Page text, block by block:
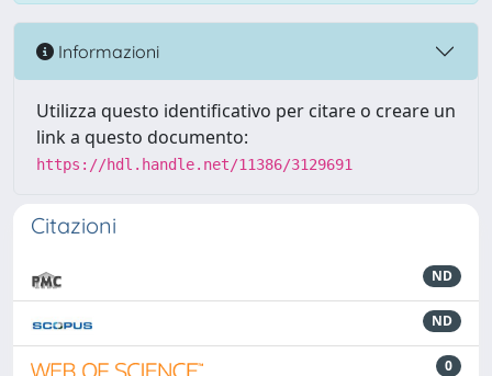
Informazioni
Utilizza questo identificativo per citare o creare un
link a questo documento:
https://hdl.handle.net/11386/3129691
Citazioni
ND
ND
0